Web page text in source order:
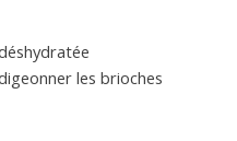
les brioches